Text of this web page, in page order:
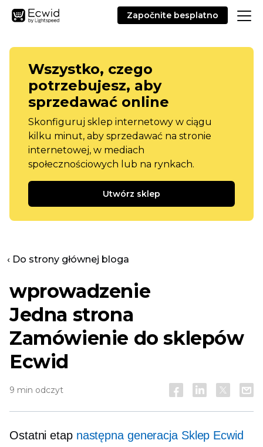
Započnite besplatno
Wszystko, czego
potrzebujesz, aby
sprzedawać online
Skonfiguruj sklep internetowy w ciągu
kilku minut, aby sprzedawać na stronie
internetowej, w mediach
społecznościowych lub na rynkach.
Utwórz sklep
‹ Do strony głównej bloga
wprowadzenie
Jedna strona
Zamówienie do sklepów
Ecwid
9 min odczyt
Ostatni etap następna generacjaSklep Ecwid